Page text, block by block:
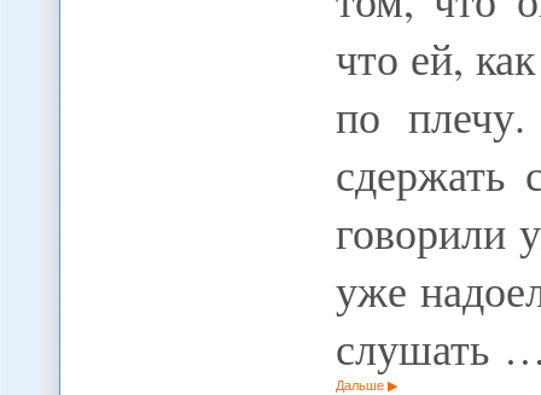
что ей,
по
сдержать
говорили
уже
слушать
Дальше